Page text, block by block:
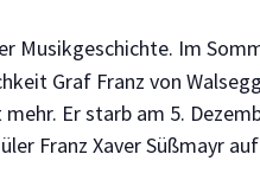
Musikgeschichte. Im
Graf Franz von
Er starb am 5.
Franz Xaver Süßmayr